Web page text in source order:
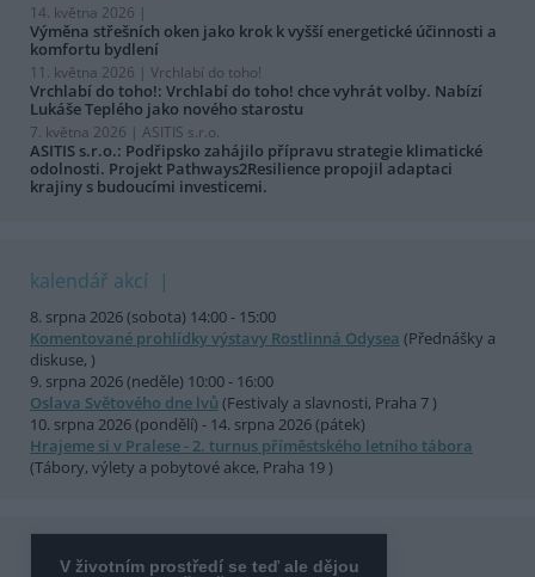
14. května 2026 |
Výměna střešních oken jako krok k vyšší energetické účinnosti a
komfortu bydlení
11. května 2026 | Vrchlabí do toho!
Vrchlabí do toho!: Vrchlabí do toho! chce vyhrát volby. Nabízí
Lukáše Teplého jako nového starostu
7. května 2026 | ASITIS s.r.o.
ASITIS s.r.o.: Podřipsko zahájilo přípravu strategie klimatické
odolnosti. Projekt Pathways2Resilience propojil adaptaci
krajiny s budoucími investicemi.
kalendář akcí
8. srpna 2026 (sobota) 14:00 - 15:00
Komentované prohlídky výstavy Rostlinná Odysea (Přednášky a
diskuse, )
9. srpna 2026 (neděle) 10:00 - 16:00
Oslava Světového dne lvů (Festivaly a slavnosti, Praha 7 )
10. srpna 2026 (pondělí) - 14. srpna 2026 (pátek)
Hrajeme si v Pralese - 2. turnus příměstského letního tábora
(Tábory, výlety a pobytové akce, Praha 19 )